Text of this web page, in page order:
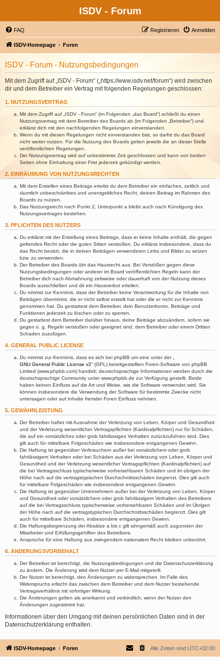
ISDV - Forum
FAQ Anmelden
Registrieren
ISDV-Homepage Foren
ISDV - Forum - Nutzungsbedingungen
Mit dem Zugriff auf „ISDV - Forum“ („https://www.isdv.net/forum“) wird zwischen
dir und dem Betreiber ein Vertrag mit folgenden Regelungen geschlossen:
1. NUTZUNGSVERTRAG
Mit dem Zugriff auf „ISDV - Forum“ (im Folgenden „das Board“) schließt du einen
Nutzungsvertrag mit dem Betreiber des Boards ab (im Folgenden „Betreiber“) und
erklärst dich mit den nachfolgenden Regelungen einverstanden.
Wenn du mit diesen Regelungen nicht einverstanden bist, so darfst du das Board
nicht weiter nutzen. Für die Nutzung des Boards gelten jeweils die an dieser Stelle
veröffentlichten Regelungen.
Der Nutzungsvertrag wird auf unbestimmte Zeit geschlossen und kann von beiden
Seiten ohne Einhaltung einer Frist jederzeit gekündigt werden.
2. EINRÄUMUNG VON NUTZUNGSRECHTEN
Mit dem Erstellen eines Beitrags erteilst du dem Betreiber ein einfaches, zeitlich und
räumlich unbeschränktes und unentgeltliches Recht, deinen Beitrag im Rahmen des
Boards zu nutzen.
Das Nutzungsrecht nach Punkt 2, Unterpunkt a bleibt auch nach Kündigung des
Nutzungsvertrages bestehen.
3. PFLICHTEN DES NUTZERS
Du erklärst mit der Erstellung eines Beitrags, dass er keine Inhalte enthält, die gegen
geltendes Recht oder die guten Sitten verstoßen. Du erklärst insbesondere, dass du
das Recht besitzt, die in deinen Beiträgen verwendeten Links und Bilder zu setzen
bzw. zu verwenden.
Der Betreiber des Boards übt das Hausrecht aus. Bei Verstößen gegen diese
Nutzungsbedingungen oder anderer im Board veröffentlichten Regeln kann der
Betreiber dich nach Abmahnung zeitweise oder dauerhaft von der Nutzung dieses
Boards ausschließen und dir ein Hausverbot erteilen.
Du nimmst zur Kenntnis, dass der Betreiber keine Verantwortung für die Inhalte von
Beiträgen übernimmt, die er nicht selbst erstellt hat oder die er nicht zur Kenntnis
genommen hat. Du gestattest dem Betreiber, dein Benutzerkonto, Beiträge und
Funktionen jederzeit zu löschen oder zu sperren.
Du gestattest dem Betreiber darüber hinaus, deine Beiträge abzuändern, sofern sie
gegen o. g. Regeln verstoßen oder geeignet sind, dem Betreiber oder einem Dritten
Schaden zuzufügen.
4. GENERAL PUBLIC LICENSE
Du nimmst zur Kenntnis, dass es sich bei phpBB um eine unter der „
GNU General Public License v2“ (GPL) bereitgestellten Foren-Software von phpBB
Limited (www.phpbb.com) handelt; deutschsprachige Informationen werden durch die
deutschsprachige Community unter www.phpbb.de zur Verfügung gestellt. Beide
haben keinen Einfluss auf die Art und Weise, wie die Software verwendet wird. Sie
können insbesondere die Verwendung der Software für bestimmte Zwecke nicht
untersagen oder auf Inhalte fremder Foren Einfluss nehmen.
5. GEWÄHRLEISTUNG
Der Betreiber haftet mit Ausnahme der Verletzung von Leben, Körper und Gesundheit
und der Verletzung wesentlicher Vertragspflichten (Kardinalpflichten) nur für Schäden,
die auf ein vorsätzliches oder grob fahrlässiges Verhalten zurückzuführen sind. Dies
gilt auch für mittelbare Folgeschäden wie insbesondere entgangenen Gewinn.
Die Haftung ist gegenüber Verbrauchern außer bei vorsätzlichem oder grob
fahrlässigem Verhalten oder bei Schäden aus der Verletzung von Leben, Körper und
Gesundheit und der Verletzung wesentlicher Vertragspflichten (Kardinalpflichten) auf
die bei Vertragsschluss typischerweise vorhersehbaren Schäden und im übrigen der
Höhe nach auf die vertragstypischen Durchschnittsschäden begrenzt. Dies gilt auch
für mittelbare Folgeschäden wie insbesondere entgangenen Gewinn.
Die Haftung ist gegenüber Unternehmern außer bei der Verletzung von Leben, Körper
und Gesundheit oder vorsätzlichem oder grob fahrlässigem Verhalten des Betreibers
auf die bei Vertragsschluss typischerweise vorhersehbaren Schäden und im Übrigen
der Höhe nach auf die vertragstypischen Durchschnittsschäden begrenzt. Dies gilt
auch für mittelbare Schäden, insbesondere entgangenen Gewinn.
Die Haftungsbegrenzung der Absätze a bis c gilt sinngemäß auch zugunsten der
Mitarbeiter und Erfüllungsgehilfen des Betreibers.
Ansprüche für eine Haftung aus zwingendem nationalem Recht bleiben unberührt.
6. ÄNDERUNGSVORBEHALT
Der Betreiber ist berechtigt, die Nutzungsbedingungen und die Datenschutzerklärung
zu ändern. Die Änderung wird dem Nutzer per E-Mail mitgeteilt.
Der Nutzer ist berechtigt, den Änderungen zu widersprechen. Im Falle des
Widerspruchs erlischt das zwischen dem Betreiber und dem Nutzer bestehende
Vertragsverhältnis mit sofortiger Wirkung.
Die Änderungen gelten als anerkannt und verbindlich, wenn der Nutzer den
Änderungen zugestimmt hat.
Informationen über den Umgang mit deinen persönlichen Daten sind in der
Datenschutzerklärung enthalten.
ISDV-Homepage Foren Alle Zeiten sind UTC+02:00